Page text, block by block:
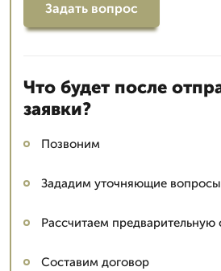
Задать вопрос
Что будет после
заявки?
Позвоним
Зададим уточняющие вопросы
Рассчитаем предварительную
Составим договор